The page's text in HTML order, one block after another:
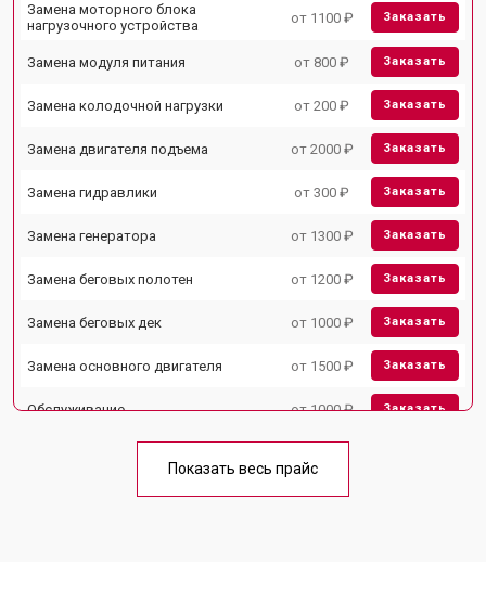
Замена моторного блока
нагрузочного устройства
от 1100 ₽ Заказать
Замена модуля питания от 800 ₽ Заказать
Замена колодочной нагрузки от 200 ₽ Заказать
Замена двигателя подъема от 2000 ₽ Заказать
Замена гидравлики от 300 ₽ Заказать
Замена генератора от 1300 ₽ Заказать
Замена беговых полотен от 1200 ₽ Заказать
Замена беговых дек от 1000 ₽ Заказать
Замена основного двигателя от 1500 ₽ Заказать
Обслуживание от 1000 ₽ Заказать
Замена блока питания от 1000 ₽
Показать весь прайс